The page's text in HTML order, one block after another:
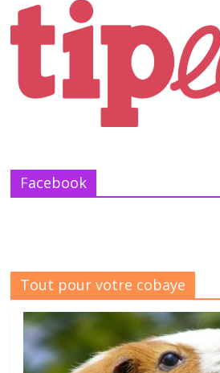
Facebook
Tout pour votre cobaye